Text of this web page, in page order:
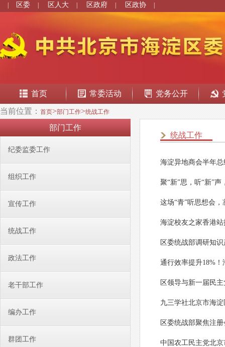
区委 区人大 区政府 区政协
首页 常委活动 党务公开
当前位置： 首页>部门工作>统战工作
部门工作
纪委监委工作
组织工作
宣传工作
统战工作
政法工作
老干部工作
编办工作
群团工作
统战工作
海淀异地商会半年
聚“新”思，听“新”
这场“青”听思想会
海淀校友之家香港
区委统战部调研知
通行效率提升18%
区领导与新一届民
九三学社北京市海
区委统战部聚焦注
中国农工民主党北